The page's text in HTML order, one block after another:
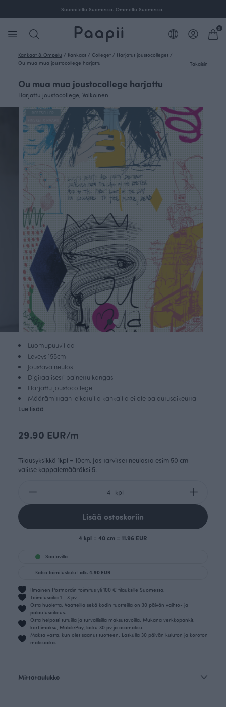
Ilmainen toimitus yli 100 € tilauksille Suomessa.
0
Kankaat & Ompelu / Kankaat / Colleget / Harjatut joustocolleget /
Ou mua mua joustocollege harjattu
Takaisin
Ou mua mua joustocollege harjattu
Harjattu joustocollege, Valkoinen
Luomupuuvillaa
Leveys 155cm
Joustava neulos
Digitaalisesti painettu kangas
Harjattu joustocollege
Määrämittaan leikatuilla kankailla ei ole palautusoikeutta
Lue lisää
29.90 EUR/m
Tilausyksikkö 1kpl = 10cm. Jos tarvitset neulosta esim 50 cm
valitse kappalemääräksi 5.
kpl
Lisää ostoskoriin
4 kpl = 40 cm = 11.96 EUR
Saatavilla
Katso toimituskulut alk. 4.90 EUR
Ilmainen Postnordin toimitus yli 100 € tilauksille Suomessa.
Toimitusaika 1 - 3 pv
Osta huoletta. Vaatteilla sekä kodin tuotteilla on 30 päivän vaihto- ja
palautusoikeus.
Osta helposti tutuilla ja turvallisilla maksutavoilla. Mukana verkkopankit,
korttimaksu, MobilePay, lasku 30 pv ja osamaksu.
Maksa vasta, kun olet saanut tuotteen. Laskulla 30 päivän kuluton ja koroton
maksuaika.
Mittataulukko